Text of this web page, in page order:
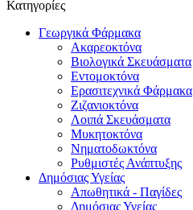
Κατηγορίες
Γεωργικά Φάρμακα
Ακαρεοκτόνα
Βιολογικά Σκευάσματα
Εντομοκτόνα
Ερασιτεχνικά Φάρμακα
Ζιζανιοκτόνα
Λοιπά Σκευάσματα
Μυκητοκτόνα
Νηματοδωκτόνα
Ρυθμιστές Ανάπτυξης
Δημόσιας Υγείας
Απωθητικά - Παγίδες
Δημόσιας Υγείας